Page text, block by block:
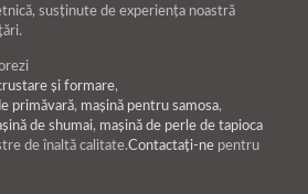
susținute de experiența noastră
și formare,
primăvară, mașină pentru samosa,
de shumai, mașină de perle de tapioca
de înaltă calitate.Contactați-ne pentru